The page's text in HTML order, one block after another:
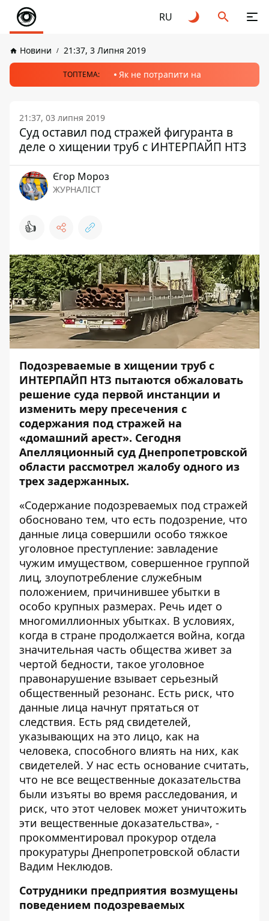
RU
Новини 21:37, 3 Липня 2019
ТОПТЕМА: Як не потрапити на
21:37, 03 липня 2019
Суд оставил под стражей фигуранта в
деле о хищении труб с ИНТЕРПАЙП НТЗ
Єгор Мороз
ЖУРНАЛІСТ
👍
Подозреваемые в хищении труб с
ИНТЕРПАЙП НТЗ пытаются обжаловать
решение суда первой инстанции и
изменить меру пресечения с
содержания под стражей на
«домашний арест». Сегодня
Апелляционный суд Днепропетровской
области рассмотрел жалобу одного из
трех задержанных.
«Содержание подозреваемых под стражей
обосновано тем, что есть подозрение, что
данные лица совершили особо тяжкое
уголовное преступление: завладение
чужим имуществом, совершенное группой
лиц, злоупотребление служебным
положением, причинившее убытки в
особо крупных размерах. Речь идет о
многомиллионных убытках. В условиях,
когда в стране продолжается война, когда
значительная часть общества живет за
чертой бедности, такое уголовное
правонарушение взывает серьезный
общественный резонанс. Есть риск, что
данные лица начнут прятаться от
следствия. Есть ряд свидетелей,
указывающих на это лицо, как на
человека, способного влиять на них, как
свидетелей. У нас есть основание считать,
что не все вещественные доказательства
были изъяты во время расследования, и
риск, что этот человек может уничтожить
эти вещественные доказательства», -
прокомментировал прокурор отдела
прокуратуры Днепропетровской области
Вадим Неклюдов.
Сотрудники предприятия возмущены
поведением подозреваемых